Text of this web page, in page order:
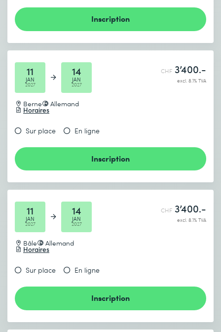
Inscription
11
JAN
2027
14
JAN
2027
Berne Allemand
Horaires
CHF 3’400.-
excl. 8.1% TVA
Sur place En ligne
Inscription
11
JAN
2027
14
JAN
2027
Bâle Allemand
Horaires
CHF 3’400.-
excl. 8.1% TVA
Sur place En ligne
Inscription